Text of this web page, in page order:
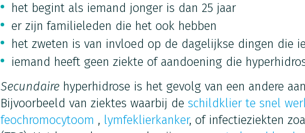
het begint als iemand jonger is dan 25 jaar
er zijn familieleden die het ook hebben
het zweten is van invloed op de dagelijkse dingen die
iemand heeft geen ziekte of aandoening die
Secundairehyperhidrose is het gevolg van een andere
Bijvoorbeeld van ziektes waarbij de schildklier te snel
feochromocytoom , lymfeklierkanker, of infectieziekten